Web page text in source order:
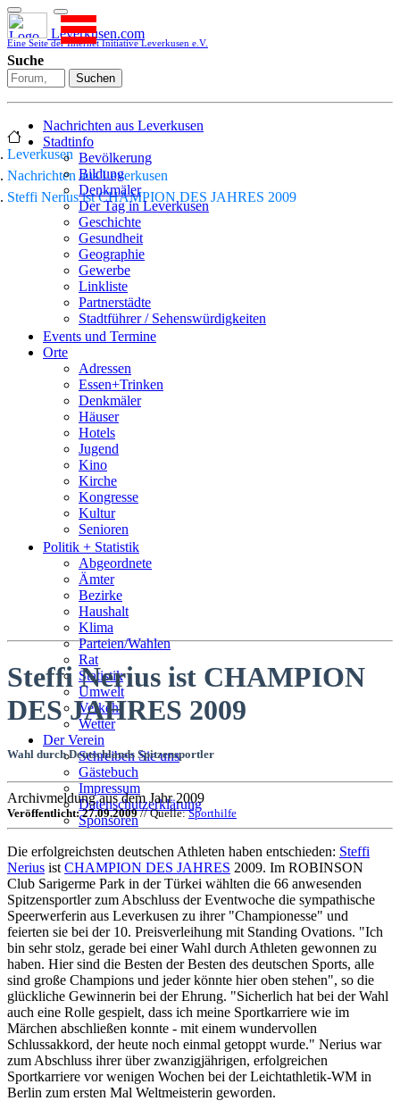
Leverkusen.com
Eine Seite der Internet Initiative Leverkusen e.V.
Suche
Suchen
Nachrichten aus Leverkusen
Stadtinfo
Bevölkerung
Bildung
Denkmäler
Der Tag in Leverkusen
Geschichte
Gesundheit
Geographie
Gewerbe
Linkliste
Partnerstädte
Stadtführer / Sehenswürdigkeiten
Stadtplan
Sport
Who is who
Wohnen
Events und Termine
Orte
Adressen
Essen+Trinken
Denkmäler
Häuser
Hotels
Jugend
Kino
Kirche
Kongresse
Kultur
Senioren
Stadtführer
Straßen
Politik + Statistik
Abgeordnete
Ämter
Bezirke
Haushalt
Klima
Parteien/Wahlen
Rat
Statistik
Umwelt
Verkehr
Wetter
Der Verein
Schreiben Sie uns
Gästebuch
Impressum
Datenschutzerklärung
Sponsoren
Leverkusen
Nachrichten aus Leverkusen
Steffi Nerius ist CHAMPION DES JAHRES 2009
Steffi Nerius ist CHAMPION
DES JAHRES 2009
Wahl durch Deutschlands Spitzensportler
Archivmeldung aus dem Jahr 2009
Veröffentlicht: 27.09.2009// Quelle:Sporthilfe
Die erfolgreichsten deutschen Athleten haben entschieden: Steffi
Nerius ist CHAMPION DES JAHRES 2009. Im ROBINSON
Club Sarigerme Park in der Türkei wählten die 66 anwesenden
Spitzensportler zum Abschluss der Eventwoche die sympathische
Speerwerferin aus Leverkusen zu ihrer "Championesse" und
feierten sie bei der 10. Preisverleihung mit Standing Ovations. "Ich
bin sehr stolz, gerade bei einer Wahl durch Athleten gewonnen zu
haben. Hier sind die Besten der Besten des deutschen Sports, alle
sind große Champions und jeder könnte hier oben stehen", so die
glückliche Gewinnerin bei der Ehrung. "Sicherlich hat bei der Wahl
auch eine Rolle gespielt, dass ich meine Sportkarriere wie im
Märchen abschließen konnte - mit einem wundervollen
Schlussakkord, der heute noch einmal getoppt wurde." Nerius war
zum Abschluss ihrer über zwanzigjährigen, erfolgreichen
Sportkarriere vor wenigen Wochen bei der Leichtathletik-WM in
Berlin zum ersten Mal Weltmeisterin geworden.